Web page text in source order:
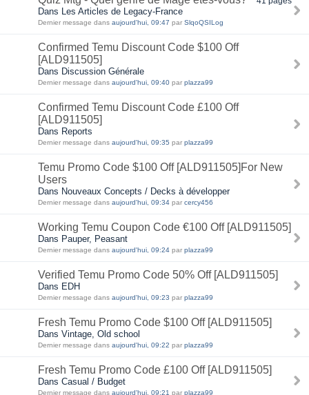
Dans Les Articles de Legacy-France
Dernier message dans aujourd'hui, 09:47 par SlqoQSILog
Confirmed Temu Discount Code $100 Off
[ALD911505]
Dans Discussion Générale
Dernier message dans aujourd'hui, 09:40 par plazza99
Confirmed Temu Discount Code £100 Off
[ALD911505]
Dans Reports
Dernier message dans aujourd'hui, 09:35 par plazza99
Temu Promo Code $100 Off [ALD911505]For New
Users
Dans Nouveaux Concepts / Decks à développer
Dernier message dans aujourd'hui, 09:34 par cercy456
Working Temu Coupon Code €100 Off [ALD911505]
Dans Pauper, Peasant
Dernier message dans aujourd'hui, 09:24 par plazza99
Verified Temu Promo Code 50% Off [ALD911505]
Dans EDH
Dernier message dans aujourd'hui, 09:23 par plazza99
Fresh Temu Promo Code $100 Off [ALD911505]
Dans Vintage, Old school
Dernier message dans aujourd'hui, 09:22 par plazza99
Fresh Temu Promo Code £100 Off [ALD911505]
Dans Casual / Budget
Dernier message dans aujourd'hui, 09:21 par plazza99